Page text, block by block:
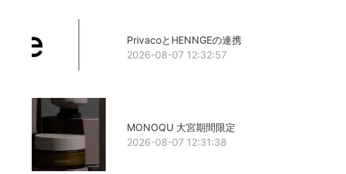
PrivacoとHENNGEの連携
2026-08-07 12:32:57
MONOQU 大宮期間限定
2026-08-07 12:31:38